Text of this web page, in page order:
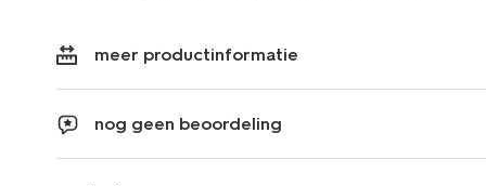
meer productinformatie
nog geen beoordeling